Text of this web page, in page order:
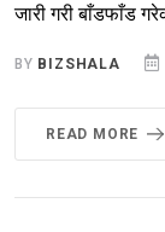
जारी गरी बाँडफाँड
BY BIZSHALA
READ MORE